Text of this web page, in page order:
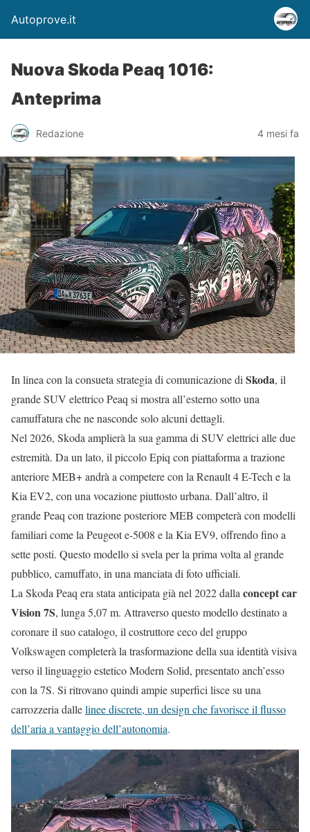
Autoprove.it
Nuova Skoda Peaq 1016:
Anteprima
Redazione 4 mesi fa
In linea con la consueta strategia di comunicazione di Skoda, il
grande SUV elettrico Peaq si mostra all’esterno sotto una
camuffatura che ne nasconde solo alcuni dettagli.
Nel 2026, Skoda amplierà la sua gamma di SUV elettrici alle due
estremità. Da un lato, il piccolo Epiq con piattaforma a trazione
anteriore MEB+ andrà a competere con la Renault 4 E-Tech e la
Kia EV2, con una vocazione piuttosto urbana. Dall’altro, il
grande Peaq con trazione posteriore MEB competerà con modelli
familiari come la Peugeot e-5008 e la Kia EV9, offrendo fino a
sette posti. Questo modello si svela per la prima volta al grande
pubblico, camuffato, in una manciata di foto ufficiali.
La Skoda Peaq era stata anticipata già nel 2022 dalla concept car
Vision 7S, lunga 5,07 m. Attraverso questo modello destinato a
coronare il suo catalogo, il costruttore ceco del gruppo
Volkswagen completerà la trasformazione della sua identità visiva
verso il linguaggio estetico Modern Solid, presentato anch’esso
con la 7S. Si ritrovano quindi ampie superfici lisce su una
carrozzeria dallelinee discrete, un design che favorisce il flusso
dell’aria a vantaggio dell’autonomia.